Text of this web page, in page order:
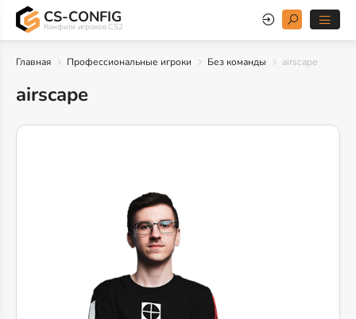
CS-CONFIG
Конфиги игроков CS2
Главная Профессиональные игроки Без команды airscape
airscape